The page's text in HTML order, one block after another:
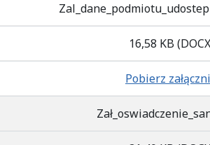
16,58 KB
Pobierz